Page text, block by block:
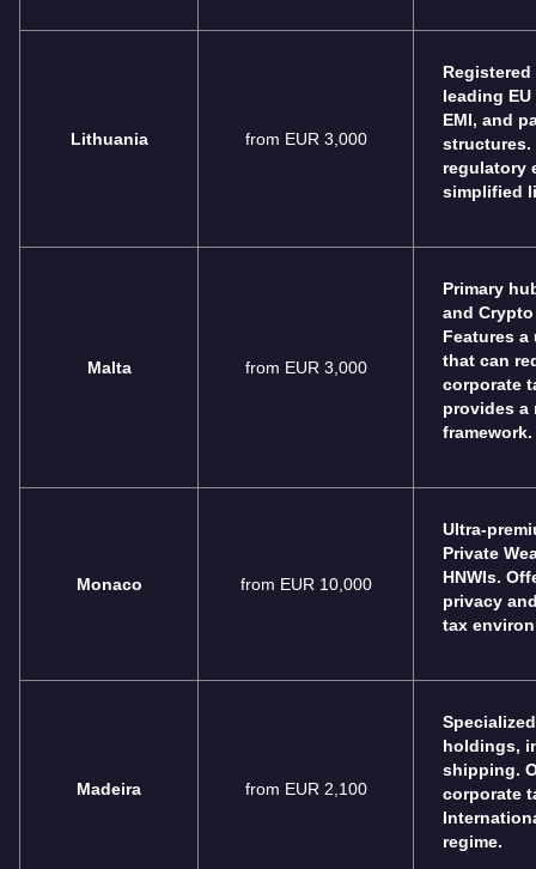
Lithuania from EUR 3,000
leading
EMI, and
structures.
regulatory
simplified
Malta from EUR 3,000
Primary
and
Features
that can
corporate
provides a
framework.
Monaco from EUR 10,000
Ultra-
Private
HNWIs.
privacy
tax
Madeira from EUR 2,100
holdings,
shipping.
corporate
regime.